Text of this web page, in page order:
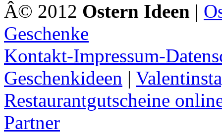
Â© 2012 Ostern Ideen |
Geschenke
Kontakt-Impressum-
Geschenkideen |
Restaurantgutscheine
Partner